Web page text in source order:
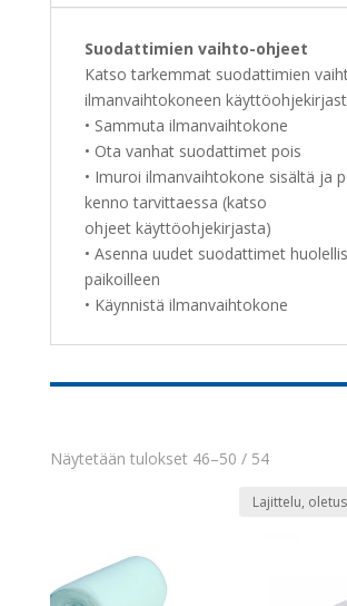
Suodattimien vaihto-ohjeet
Katso tarkemmat suodattimien
ilmanvaihtokoneen
• Sammuta ilmanvaihtokone
• Ota vanhat suodattimet pois
• Imuroi ilmanvaihtokone sisältä ja
kenno tarvittaessa (katso
ohjeet käyttöohjekirjasta)
• Asenna uudet suodattimet
paikoilleen
• Käynnistä ilmanvaihtokone
Näytetään tulokset 46–50 / 54